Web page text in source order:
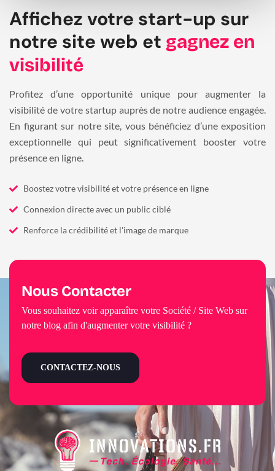
Affichez votre start-up sur
notre site web et gagnez en
visibilité
Profitez d’une opportunité unique pour augmenter la
visibilité de votre startup auprès de notre audience engagée.
En figurant sur notre site, vous bénéficiez d’une exposition
exceptionnelle qui peut significativement booster votre
présence en ligne.
Boostez votre visibilité et votre présence en ligne
Connexion directe avec un public ciblé
Renforce la crédibilité et l'image de marque
Nous Contacter
Vous souhaitez voir apparaître votre Société / Site Web sur
notre blog afin d'augmenter votre visibilité ?
CONTACTEZ-NOUS